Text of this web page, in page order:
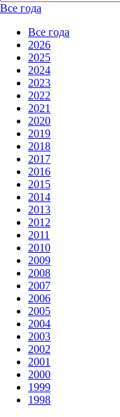
Все года
Все года
2026
2025
2024
2023
2022
2021
2020
2019
2018
2017
2016
2015
2014
2013
2012
2011
2010
2009
2008
2007
2006
2005
2004
2003
2002
2001
2000
1999
1998